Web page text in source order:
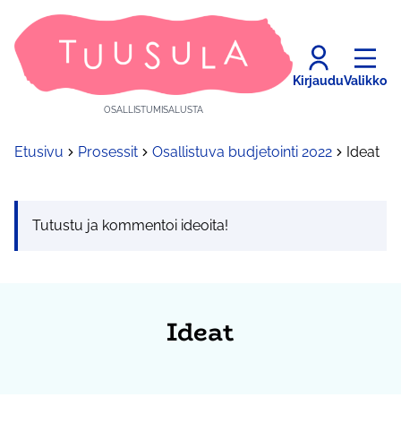
OSALLISTUMISALUSTA
KirjauduValikko
Etusivu Prosessit Osallistuva budjetointi 2022 Ideat
Tutustu ja kommentoi ideoita!
Ideat